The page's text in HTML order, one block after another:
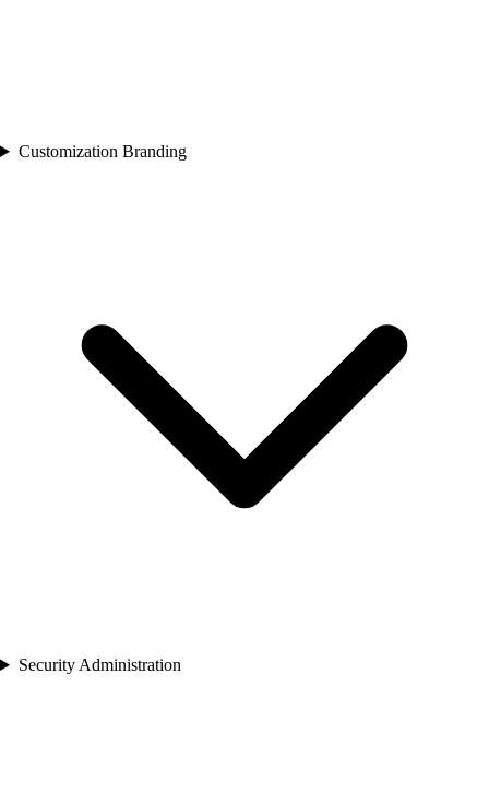
Customization Branding
Security Administration